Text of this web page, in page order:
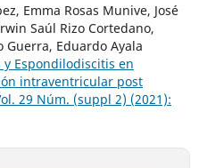
Emma Rosas Munive, José
Saúl Rizo Cortedano,
Guerra, Eduardo Ayala
y Espondilodiscitis en
intraventricular post
29 Núm. (suppl 2) (2021):